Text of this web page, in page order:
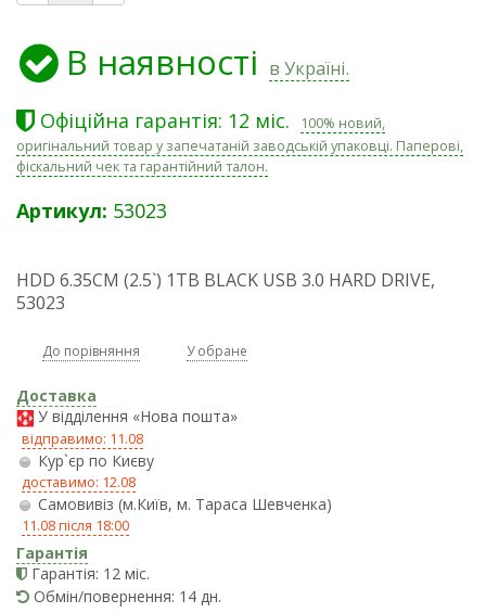
В наявності в Україні.
Офіційна гарантія: 12 міс.
100% новий,
оригінальний товар у запечатаній заводській упаковці. Паперові,
фіскальний чек та гарантійний талон.
Артикул: 53023
HDD 6.35CM (2.5`) 1TB BLACK USB 3.0 HARD DRIVE,
53023
До порівняння У обране
Доставка
У відділення «Нова пошта»
відправимо: 11.08
Кур`єр по Києву
доставимо: 12.08
Самовивіз (м.Київ, м. Тараса Шевченка)
11.08 після 18:00
Гарантія
Гарантія: 12 міс.
Обмін/повернення: 14 дн.